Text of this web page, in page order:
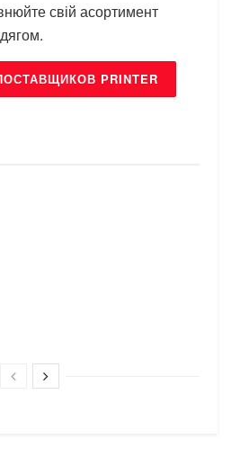
свій асортимент
PRINTER